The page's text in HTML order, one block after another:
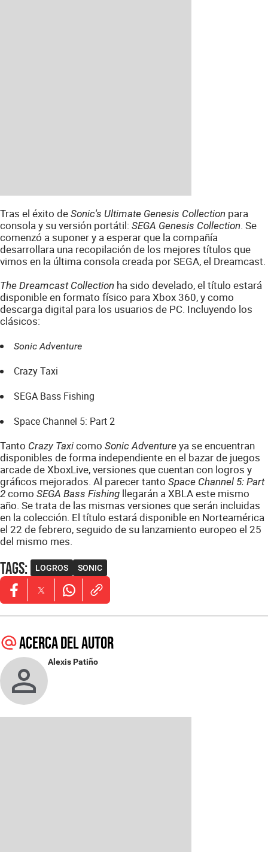
Tras el éxito de Sonic's Ultimate Genesis Collection para
consola y su versión portátil: SEGA Genesis Collection. Se
comenzó a suponer y a esperar que la compañía
desarrollara una recopilación de los mejores títulos que
vimos en la última consola creada por SEGA, el Dreamcast.
The Dreamcast Collection ha sido develado, el título estará
disponible en formato físico para Xbox 360, y como
descarga digital para los usuarios de PC. Incluyendo los
clásicos:
Sonic Adventure
Crazy Taxi
SEGA Bass Fishing
Space Channel 5: Part 2
Tanto Crazy Taxi como Sonic Adventure ya se encuentran
disponibles de forma independiente en el bazar de juegos
arcade de XboxLive, versiones que cuentan con logros y
gráficos mejorados. Al parecer tanto Space Channel 5: Part
2 como SEGA Bass Fishing llegarán a XBLA este mismo
año. Se trata de las mismas versiones que serán incluidas
en la colección. El título estará disponible en Norteamérica
el 22 de febrero, seguido de su lanzamiento europeo el 25
del mismo mes.
Tags: LOGROS SONIC
Opens in new window
Opens in new window
Opens in new window
Acerca del autor
Alexis Patiño